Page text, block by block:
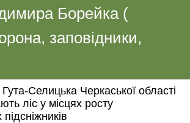
Борейка (
заповідники,
Гута-Селицька Черкаської області
ліс у місцях росту